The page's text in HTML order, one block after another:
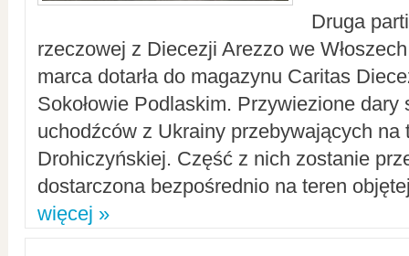
Druga
rzeczowej z Diecezji Arezzo we
marca dotarła do magazynu Caritas
Sokołowie Podlaskim. Przywiezione dary
uchodźców z Ukrainy przebywających na
Drohiczyńskiej. Część z nich zostanie
dostarczona bezpośrednio na teren
więcej »